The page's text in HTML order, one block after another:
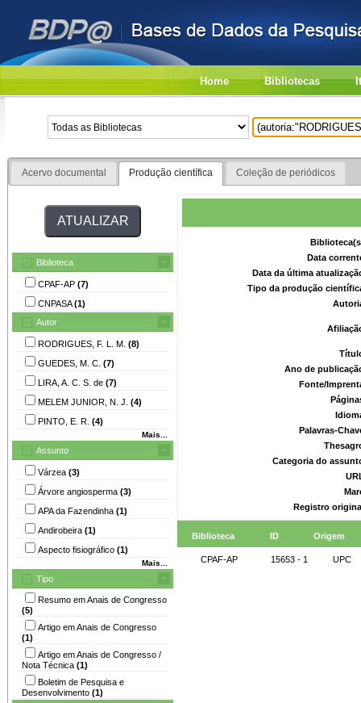
Home Bibliotecas
Acervo documental Produção científica Coleção de periódicos
Biblioteca
CPAF-AP (7)
CNPASA(1)
Autor
RODRIGUES, F. L. M. (8)
GUEDES, M. C. (7)
LIRA, A. C. S. de (7)
MELEM JUNIOR, N. J. (4)
PINTO, E. R. (4)
Mais...
Assunto
Várzea (3)
Árvore angiosperma (3)
APA da Fazendinha (1)
Andirobeira (1)
Aspecto fisiográfico (1)
Mais...
Tipo
Resumo em Anais de Congresso
(5)
Artigo em Anais de Congresso
(1)
Artigo em Anais de Congresso /
Nota Técnica (1)
Boletim de Pesquisa e
Desenvolvimento (1)
Data
Data da última
Tipo da produção
Ano de
Fonte/
Palavras-
Categoria do
Registro
Biblioteca ID Origem
CPAF-AP 15653 - 1 UPC